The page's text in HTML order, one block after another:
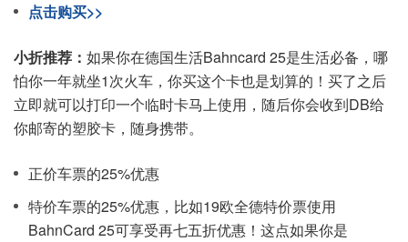
点击购买>>
小折推荐： 如果你在德国生活Bahncard 25是生活必备，哪
怕你一年就坐1次火车，你买这个卡也是划算的！买了之后
立即就可以打印一个临时卡马上使用，随后你会收到DB给
你邮寄的塑胶卡，随身携带。
正价车票的25%优惠
特价车票的25%优惠，比如19欧全德特价票使用
BahnCard 25可享受再七五折优惠！这点如果你是